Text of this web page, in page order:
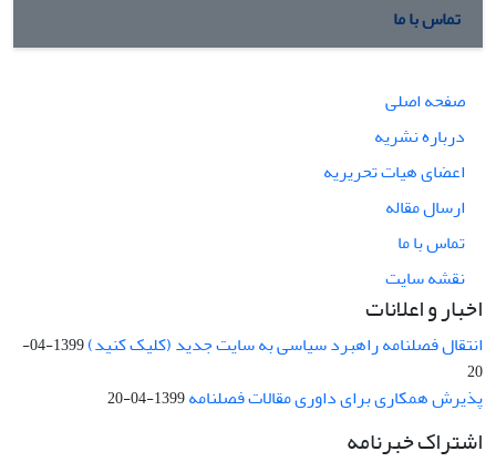
تماس با ما
صفحه اصلی
درباره نشریه
اعضای هیات تحریریه
ارسال مقاله
تماس با ما
نقشه سایت
اخبار و اعلانات
انتقال فصلنامه راهبرد سیاسی به سایت جدید (کلیک کنید)
1399-04-
20
پذیرش همکاری برای داوری مقالات فصلنامه1399-04-20
اشتراک خبرنامه